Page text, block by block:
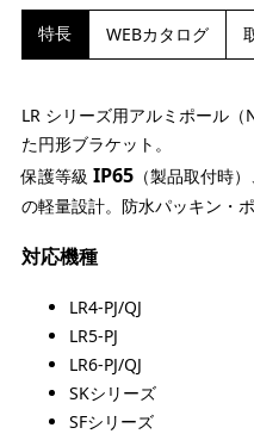
特長 WEBカタログ
LR シリーズ用アルミポール
た円形ブラケット。
保護等級 IP65（製品取付時
の軽量設計。防水パッキン・
対応機種
LR4-PJ/QJ
LR5-PJ
LR6-PJ/QJ
SKシリーズ
SFシリーズ